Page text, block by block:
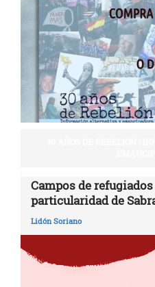
Campos de
particularidad de
Lidón Soriano